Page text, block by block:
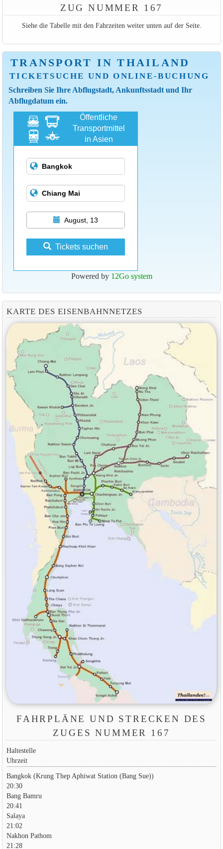
ZUG NUMMER 167
Siehe die Tabelle mit den Fahrzeiten weiter unten auf der Seite.
TRANSPORT IN THAILAND
TICKETSUCHE UND ONLINE-BUCHUNG
Schreiben Sie Ihre Abflugstadt, Ankunftsstadt und Ihr
Abflugdatum ein.
Öffentliche
Transportmittel
in Asien
August, 13
Tickets suchen
Powered by 12Go system
KARTE DES EISENBAHNNETZES
FAHRPLÄNE UND STRECKEN DES
ZUGES NUMMER 167
Haltestelle
Uhrzeit
Bangkok (Krung Thep Aphiwat Station (Bang Sue))
20:30
Bang Bamru
20:41
Salaya
21:02
Nakhon Pathom
21:28